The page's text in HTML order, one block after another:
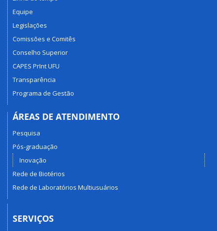
Equipe
Legislações
Comissões e Comitês
Conselho Superior
CAPES PrInt UFU
Transparência
Programa de Gestão
ÁREAS DE ATENDIMENTO
Pesquisa
Pós-graduação
Inovação
Rede de Biotérios
Rede de Laboratórios Multiusuários
SERVIÇOS